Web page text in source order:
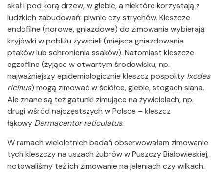
skał i pod korą drzew, w glebie, a niektóre korzystają z
ludzkich zabudowań: piwnic czy strychów. Kleszcze
endofilne (norowe, gniazdowe) do zimowania wybierają
kryjówki w pobliżu żywicieli (miejsca gniazdowania
ptaków lub schronienia ssaków). Natomiast kleszcze
egzofilne (żyjące w otwartym środowisku, np.
najważniejszy epidemiologicznie kleszcz pospolity Ixodes
ricinus) mogą zimować w ściółce, glebie, stogach siana.
Ale znane są też gatunki zimujące na żywicielach, np.
drugi wśród najczęstszych w Polsce – kleszcz
łąkowy Dermacentor reticulatus.
W ramach wieloletnich badań obserwowałam zimowanie
tych kleszczy na uszach żubrów w Puszczy Białowieskiej,
notowaliśmy też ich zimowanie na jeleniach czy wilkach.